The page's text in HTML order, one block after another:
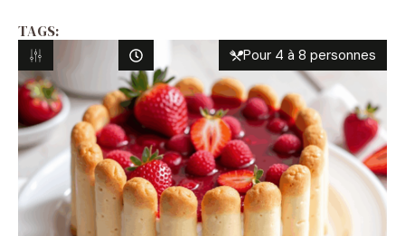
TAGS:
Pour 4 à 8 personnes